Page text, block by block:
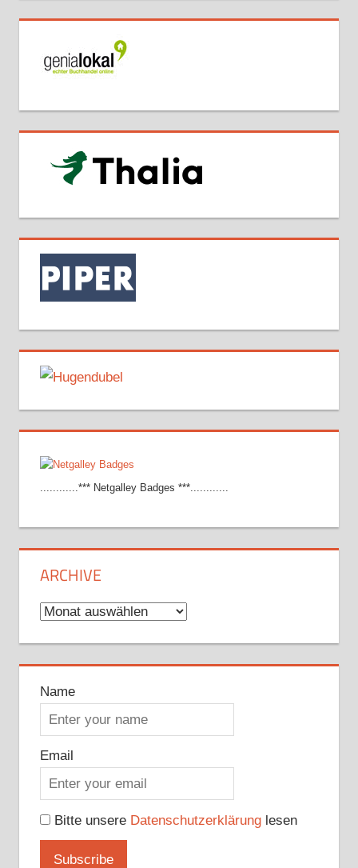
............*** Netgalley Badges ***............
ARCHIVE
Archive
Name
Email
Bitte unsere Datenschutzerklärunglesen